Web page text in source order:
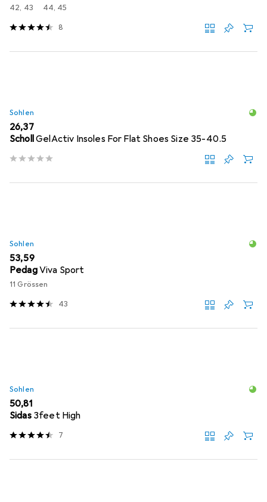
42, 43 44, 45
8
Sohlen
EUR
26,37
SchollGelActiv Insoles For Flat Shoes Size 35-40.5
Sohlen
EUR
53,59
PedagViva Sport
11 Grössen
43
Sohlen
EUR
50,81
Sidas 3feet High
7